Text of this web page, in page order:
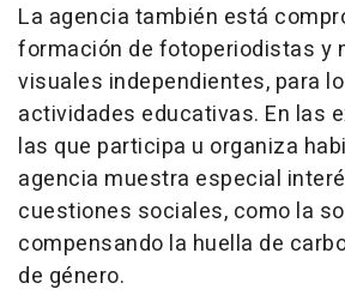
La agencia también está
formación de fotoperiodistas y
visuales independientes, para
actividades educativas. En las
las que participa u organiza
agencia muestra especial
cuestiones sociales, como la
compensando la huella de
de género.